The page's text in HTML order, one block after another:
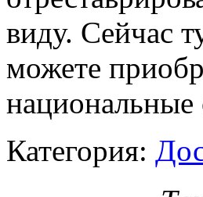
виду. Сейчас
можете
национальные
Категория: